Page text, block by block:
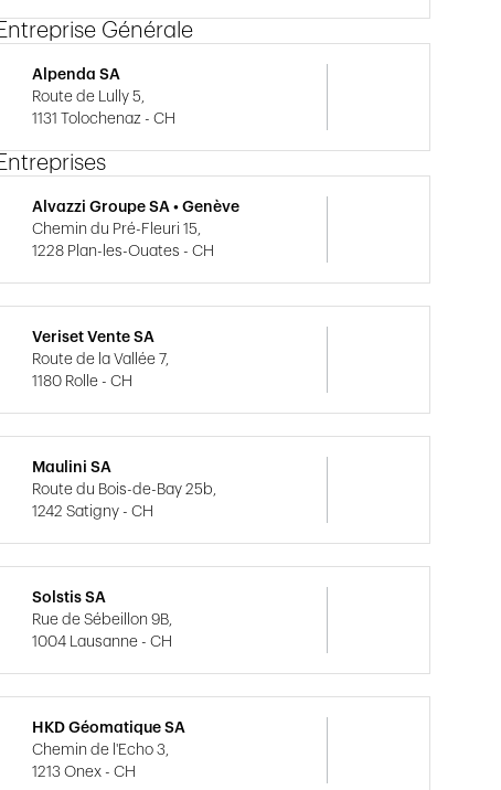
Entreprise Générale
Alpenda SA
Route de Lully 5,
1131 Tolochenaz - CH
Entreprises
Alvazzi Groupe SA • Genève
Chemin du Pré-Fleuri 15,
1228 Plan-les-Ouates - CH
Veriset Vente SA
Route de la Vallée 7,
1180 Rolle - CH
Maulini SA
Route du Bois-de-Bay 25b,
1242 Satigny - CH
Solstis SA
Rue de Sébeillon 9B,
1004 Lausanne - CH
HKD Géomatique SA
Chemin de l'Echo 3,
1213 Onex - CH